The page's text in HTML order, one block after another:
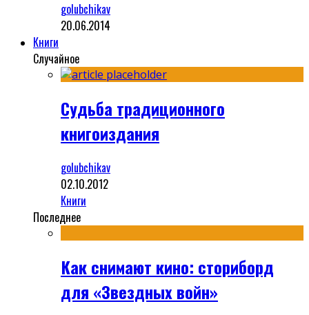
golubchikav
20.06.2014
Книги
Случайное
Судьба традиционного
книгоиздания
golubchikav
02.10.2012
Книги
Последнее
Как снимают кино: сториборд
для «Звездных войн»